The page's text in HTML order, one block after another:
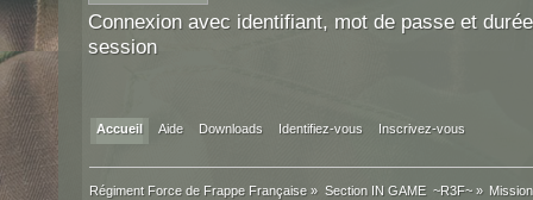
Connexion avec identifiant, mot de passe et
session
Accueil Aide Downloads Identifiez-vous Inscrivez-vous
Régiment Force de Frappe Française » Section IN GAME  ~R3F~»